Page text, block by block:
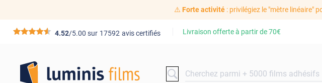
⚠️ Forte activité: privilégiez le "mètre linéaire"
*****4.52/5.00 sur 17592 avis certifiés Livraison offerte à partir de70€